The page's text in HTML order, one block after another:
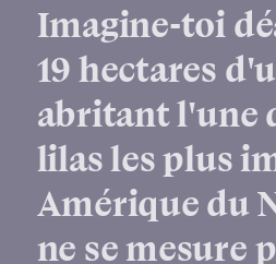
Imagine-toi
19 hectares
abritant l'une
lilas les plus
Amérique du
ne se mesure